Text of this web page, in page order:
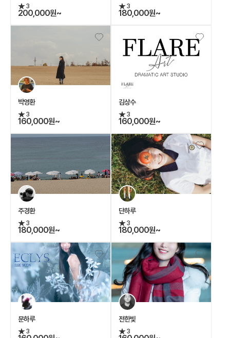
3
200,000원~
3
180,000원~
박영환
3
160,000원~
김상수
3
160,000원~
주경환
3
180,000원~
단하루
3
180,000원~
문하루
3
전한빛
3